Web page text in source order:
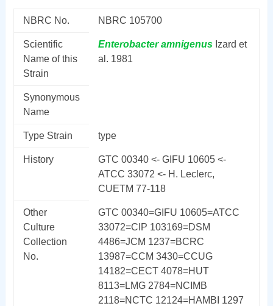
NBRC No. NBRC 105700
Scientific
Name of this
Strain
Enterobacter amnigenusIzard et
al. 1981
Synonymous
Name
Type Strain type
History
GTC 00340 <- GIFU 10605 <-
ATCC 33072 <- H. Leclerc,
CUETM 77-118
Other
Culture
Collection
No.
GTC 00340=GIFU 10605=ATCC
33072=CIP 103169=DSM
4486=JCM 1237=BCRC
13987=CCM 3430=CCUG
14182=CECT 4078=HUT
8113=LMG 2784=NCIMB
2118=NCTC 12124=HAMBI 1297